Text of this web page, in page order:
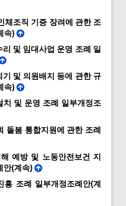
체조직 기증 장려에 관한 조
속)
및 임대사업 운영 조례 일
및 의원배지 등에 관한 규
속)
및 운영 조례 일부개정조
봄 통합지원에 관한 조례
예방 및 노동안전보건 지
안(계속)
조례 일부개정조례안(계